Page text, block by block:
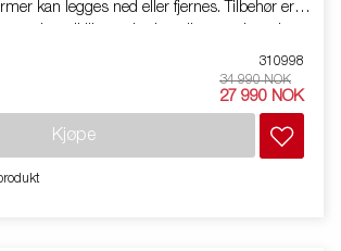
kan legges ned eller fjernes. Tilbehør er
er kun til illustrative hensikter, og kan vise
registrering og miljøavgift kan tilkomme.
310998
34 990 NOK
27 990 NOK
Kjøpe